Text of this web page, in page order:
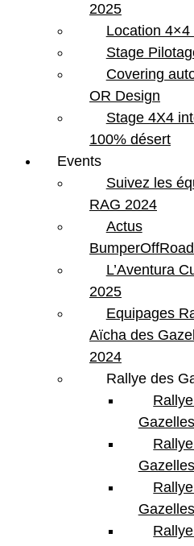
Le Jkamper est un concept qui
intégrée a un hard top de Jeep
Pour un week end ou pour faire
votre partenaire idéal pour être
vehicule tout terrain, sans
fabricant, le californien
plusieurs années des campers sur
des campers pour Jeep JK le J30
Nous sommes
L’expérience du fabricant permet
très robuste avec tente intégrée
modèle d’origine.
[button size=” style=”
icon_color=” link=’https://
tente-de-toit-integree-hard-top/’
border_color=”
hover_background_color=”
text_align=” margin=”]
2025
Location 4×4
Stage
Covering
OR Design
Stage 4X4
100% désert
Events
Suivez les
RAG 2024
Actus
BumperOffRoad
L’Aventura
2025
Equipages
Aïcha des
2024
Rallye des
Gazelles
Gazelles